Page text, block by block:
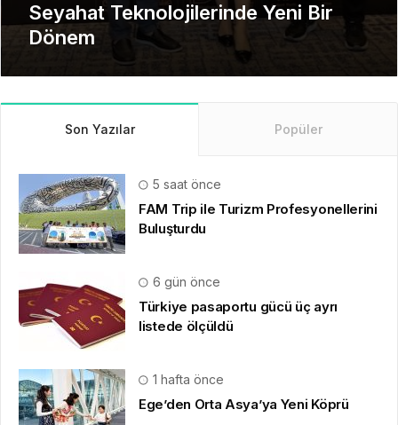
Seyahat Teknolojilerinde Yeni Bir
Dönem
Son Yazılar Popüler
5 saat önce
FAM Trip ile Turizm Profesyonellerini
Buluşturdu
6 gün önce
Türkiye pasaportu gücü üç ayrı
listede ölçüldü
1 hafta önce
Ege’den Orta Asya’ya Yeni Köprü